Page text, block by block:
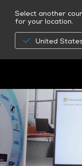
Select another
for your location.
United